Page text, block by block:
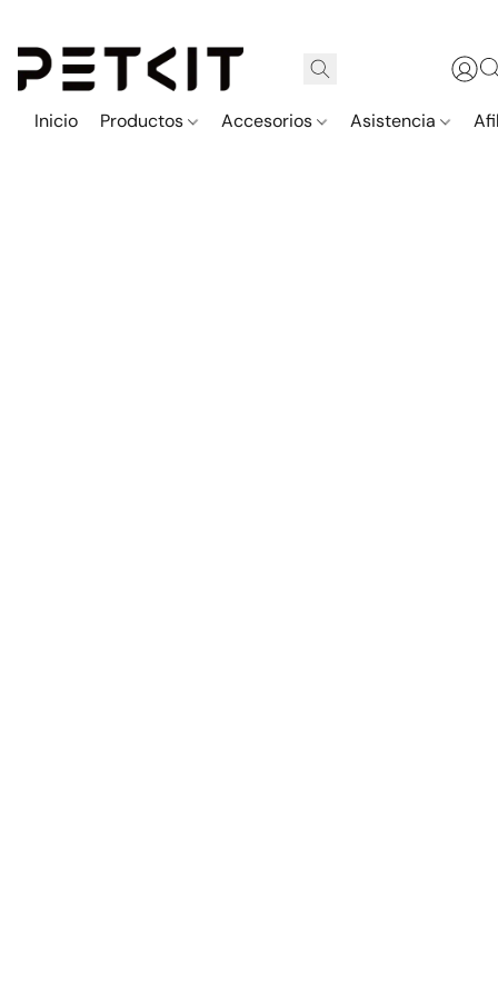
Inicio Productos Accesorios Asistencia